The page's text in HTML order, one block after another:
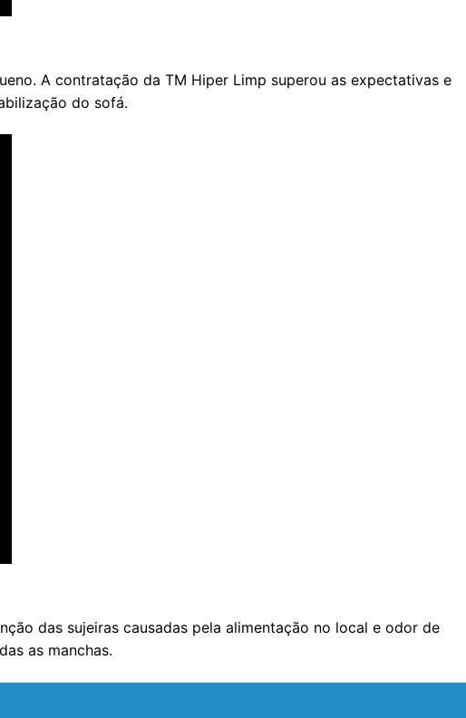
A contratação da TM Hiper Limp superou as expectativas e
do sofá.
das sujeiras causadas pela alimentação no local e odor de
as manchas.